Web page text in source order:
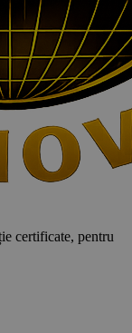
certificate, pentru